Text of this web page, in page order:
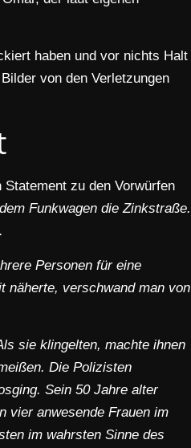
haben und vor nichts Halt
von den Verletzungen
zu den Vorwürfen
Funkwagen die Zinkstraße.
Personen für eine
näherte, verschwand man von
sie klingelten, machte ihnen
Die Polizisten
Sein 50 Jahre alter
vier anwesende Frauen im
im wahrsten Sinne des